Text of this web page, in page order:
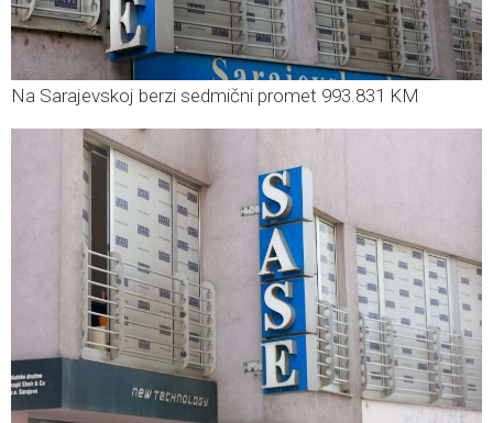
Na Sarajevskoj berzi sedmični promet 993.831 KM